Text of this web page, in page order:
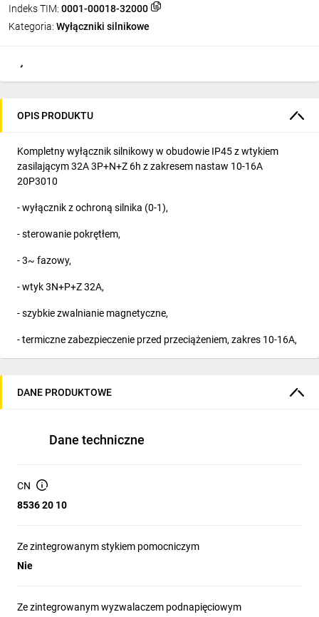
Indeks TIM: 0001-00018-32000
Kategoria: Wyłączniki silnikowe
OPIS PRODUKTU
Kompletny wyłącznik silnikowy w obudowie IP45 z wtykiem
zasilającym 32A 3P+N+Z 6h z zakresem nastaw 10-16A
20P3010
- wyłącznik z ochroną silnika (0-1),
- sterowanie pokrętłem,
- 3~ fazowy,
- wtyk 3N+P+Z 32A,
- szybkie zwalnianie magnetyczne,
- termiczne zabezpieczenie przed przeciążeniem, zakres 10-16A,
- opcjonalnie z czujnikiem kolejności faz.
- pompy głębinowe,
- sprężarki.
- napięcie znamionowe Un - 400V, 50Hz,
DANE PRODUKTOWE
Dane techniczne
CN
8536 20 10
Ze zintegrowanym stykiem pomocniczym
Nie
Ze zintegrowanym wyzwalaczem podnapięciowym